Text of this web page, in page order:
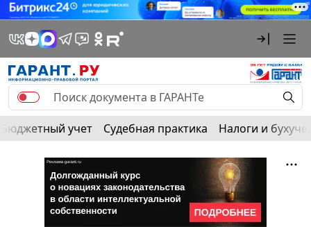
Бюджетный учет Судебная практика Налоги и